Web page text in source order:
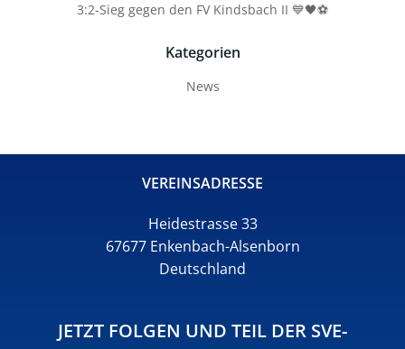
3:2-Sieg gegen den FV Kindsbach II 💙🖤⚽
Kategorien
News
VEREINSADRESSE
Heidestrasse 33
67677 Enkenbach-Alsenborn
Deutschland
JETZT FOLGEN UND TEIL DER SVE-